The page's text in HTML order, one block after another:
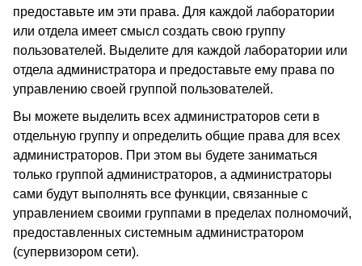
предоставьте им эти права. Для каждой лаборатории
или отдела имеет смысл создать свою группу
пользователей. Выделите для каждой лаборатории или
отдела администратора и предоставьте ему права по
управлению своей группой пользователей.
Вы можете выделить всех администраторов сети в
отдельную группу и определить общие права для всех
администраторов. При этом вы будете заниматься
только группой администраторов, а администраторы
сами будут выполнять все функции, связанные с
управлением своими группами в пределах полномочий,
предоставленных системным администратором
(супервизором сети).